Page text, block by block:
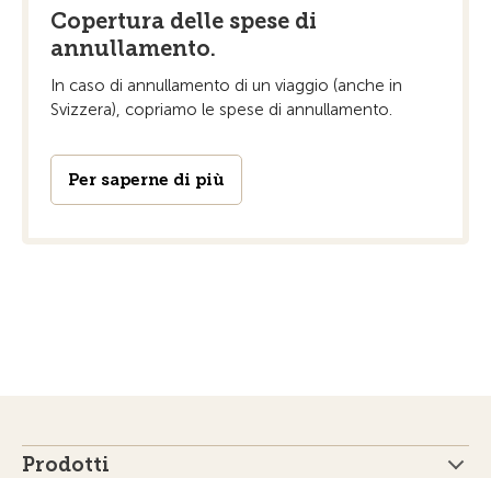
Copertura delle spese di
annullamento.
In caso di annullamento di un viaggio (anche in
Svizzera), copriamo le spese di annullamento.
Per saperne di più
Prodotti